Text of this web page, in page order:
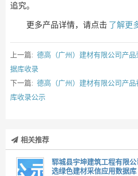
追究。
更多产品详情，请点击 了解更
上一篇: 德高（广州）建材有限公司产
据库收录
下一篇: 德高（广州）建材有限公司产
库收录公示
相关推荐
郓城县宇坤建筑工程有限
选绿色建材采信应用数据库